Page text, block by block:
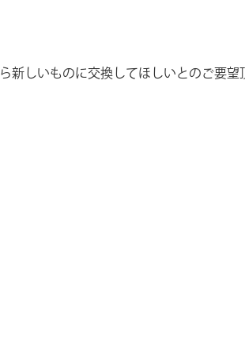
しいものに交換してほしいとのご要望